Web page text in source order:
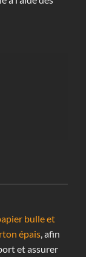
bulle et
épais, afin
et assurer